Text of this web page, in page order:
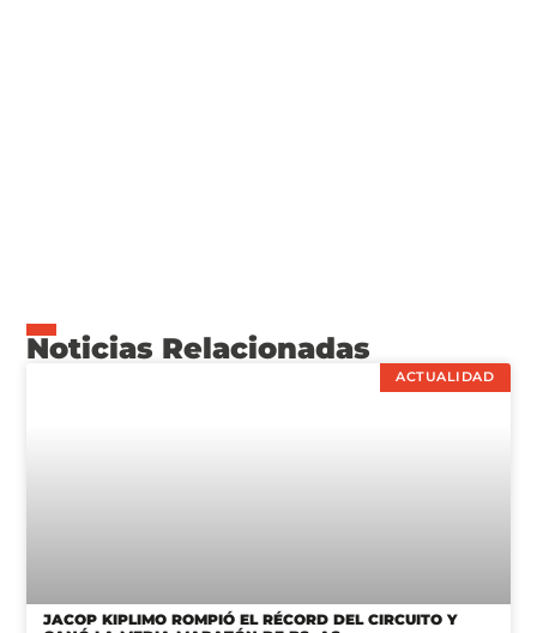
Noticias Relacionadas
ACTUALIDAD
JACOP KIPLIMO ROMPIÓ EL RÉCORD DEL CIRCUITO Y